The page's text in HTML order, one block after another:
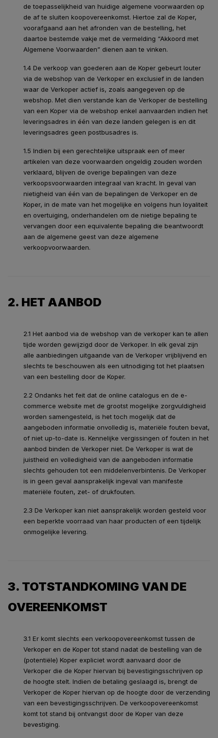
de toepasselijkheid van huidige algemene voorwaarden op
de af te sluiten koopovereenkomst. Hiertoe zal de Koper,
voorafgaand aan het afronden van de bestelling, het
daartoe bestemde vakje met de vermelding “Akkoord met
Algemene Voorwaarden” dienen aan te vinken.
1.4 De verkoop van goederen aan de Koper gebeurt louter
via de webshop van de Verkoper en exclusief in de landen
waar de Verkoper actief is, zoals aangegeven op de
webshop. Met dien verstande kan de Verkoper de bestelling
van een Koper via de webshop enkel aanvaarden indien het
leveringsadres in één van deze landen gelegen is en dit
leveringsadres geen postbusadres is.
1.5 Indien bij een gerechtelijke uitspraak een of meer
artikelen van deze voorwaarden ongeldig zouden worden
verklaard, blijven de overige bepalingen van deze
verkoopsvoorwaarden integraal van kracht. In geval van
nietigheid van één van de bepalingen de Verkoper en de
Koper, in de mate van het mogelijke en volgens hun loyaliteit
en overtuiging, onderhandelen om de nietige bepaling te
vervangen door een equivalente bepaling die beantwoordt
aan de algemene geest van deze algemene
verkoopvoorwaarden.
2. HET AANBOD
2.1 Het aanbod via de webshop van de verkoper kan te allen
tijde worden gewijzigd door de Verkoper. In elk geval zijn
alle aanbiedingen uitgaande van de Verkoper vrijblijvend en
slechts te beschouwen als een uitnodiging tot het plaatsen
van een bestelling door de Koper.
2.2 Ondanks het feit dat de online catalogus en de e-
commerce website met de grootst mogelijke zorgvuldigheid
worden samengesteld, is het toch mogelijk dat de
aangeboden informatie onvolledig is, materiële fouten bevat,
of niet up-to-date is. Kennelijke vergissingen of fouten in het
aanbod binden de Verkoper niet. De Verkoper is wat de
juistheid en volledigheid van de aangeboden informatie
slechts gehouden tot een middelenverbintenis. De Verkoper
is in geen geval aansprakelijk ingeval van manifeste
materiële fouten, zet- of drukfouten.
2.3 De Verkoper kan niet aansprakelijk worden gesteld voor
een beperkte voorraad van haar producten of een tijdelijk
onmogelijke levering.
3. TOTSTANDKOMING VAN DE
OVEREENKOMST
3.1 Er komt slechts een verkoopovereenkomst tussen de
Verkoper en de Koper tot stand nadat de bestelling van de
(potentiële) Koper expliciet wordt aanvaard door de
Verkoper die de Koper hiervan bij bevestigingsschrijven op
de hoogte stelt. Indien de betaling geslaagd is, brengt de
Verkoper de Koper hiervan op de hoogte door de verzending
van een bevestigingsschrijven. De verkoopovereenkomst
komt tot stand bij ontvangst door de Koper van deze
bevestiging.